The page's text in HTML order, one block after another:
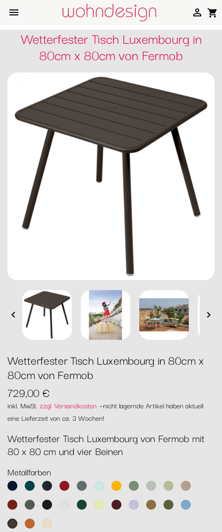
 shopping_cart

Wetterfester Tisch Luxembourg in
80cm x 80cm von Fermob
 
Wetterfester Tisch Luxembourg in 80cm x
80cm von Fermob
729,00 €
inkl. MwSt. zzgl. Versandkosten nicht lagernde Artikel haben aktuell
eine Lieferzeit von ca. 3 Wochen!
Wetterfester Tisch Luxembourg von Fermob mit
80 x 80 cm und vier Beinen
Metallfarben
AbyssblauAcapulcoblau
Anthrazit
Chili Gewittergrau
Gletscherminze
HonigKaktusLehmgrau
LindgrünMuskat
OckerRosmarin
Lakritz Baumwollweiß
Zederngrün
Zitronensorbet
Schwarzkirsche
Marshmallo
Lebkuchen
PestoMaya
TonkaKandierte
Latte-